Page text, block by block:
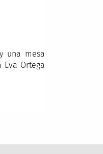
una mesa
Eva Ortega